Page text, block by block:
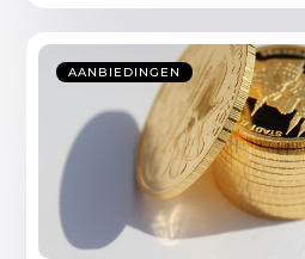
AANBIEDINGEN